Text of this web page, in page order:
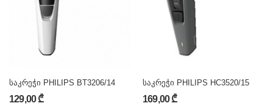
საკრეჭი PHILIPS BT3206/14
129,00 ₾
საკრეჭი PHILIPS HC3520/15
169,00 ₾